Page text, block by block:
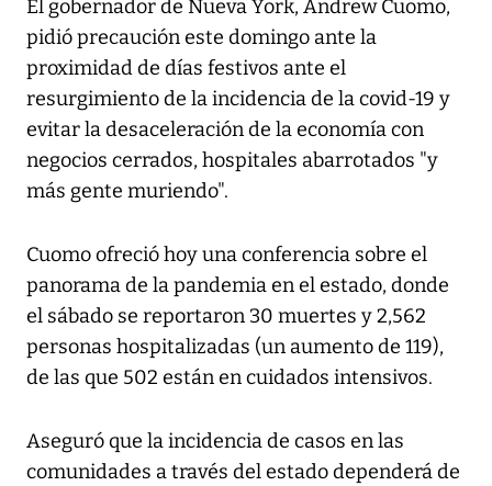
El gobernador de Nueva York, Andrew Cuomo,
pidió precaución este domingo ante la
proximidad de días festivos ante el
resurgimiento de la incidencia de la covid-19 y
evitar la desaceleración de la economía con
negocios cerrados, hospitales abarrotados "y
más gente muriendo".
Cuomo ofreció hoy una conferencia sobre el
panorama de la pandemia en el estado, donde
el sábado se reportaron 30 muertes y 2,562
personas hospitalizadas (un aumento de 119),
de las que 502 están en cuidados intensivos.
Aseguró que la incidencia de casos en las
comunidades a través del estado dependerá de